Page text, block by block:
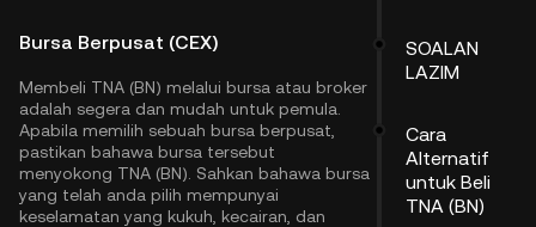
Bursa Berpusat (CEX)
Membeli TNA (BN) melalui bursa atau broker
adalah segera dan mudah untuk pemula.
Apabila memilih sebuah bursa berpusat,
pastikan bahawa bursa tersebut
menyokong TNA (BN). Sahkan bahawa bursa
yang telah anda pilih mempunyai
keselamatan yang kukuh, kecairan, dan
SOALAN
LAZIM
Cara
Alternatif
untuk Beli
TNA (BN)